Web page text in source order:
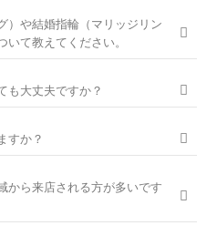
ご安心ください。
セリングは全店でお受けできます
ンセリングと銀座ダイヤモンド
くと安心です。
ュにご相談ください。
お申し付けください。
）や結婚指輪（マリッジリン
て教えてください。
テナンスを何度でもお受けできる
国の店舗にてご提供しておりま
ライシの店舗へお気軽にご相談く
の永久保証内容＞
石揺れ補修」「店頭クリーニン
ナノジュエリーコート加工」「レ
も大丈夫ですか？
です。
ジリング）を試着頂いたお客様
をプレゼントしております。
すか？
）の無料駐車券発行
から来店される方が多いです